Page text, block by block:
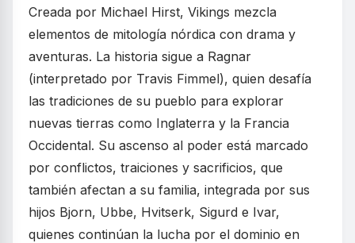
Creada por Michael Hirst, Vikings mezcla
elementos de mitología nórdica con drama y
aventuras. La historia sigue a Ragnar
(interpretado por Travis Fimmel), quien desafía
las tradiciones de su pueblo para explorar
nuevas tierras como Inglaterra y la Francia
Occidental. Su ascenso al poder está marcado
por conflictos, traiciones y sacrificios, que
también afectan a su familia, integrada por sus
hijos Bjorn, Ubbe, Hvitserk, Sigurd e Ivar,
quienes continúan la lucha por el dominio en